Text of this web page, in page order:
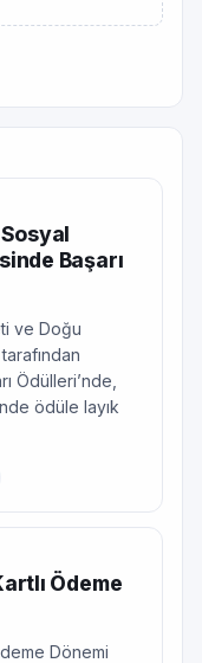
Başarı
ve Doğu
Ödülleri’nde,
ödüle layık
Ödeme
Dönemi